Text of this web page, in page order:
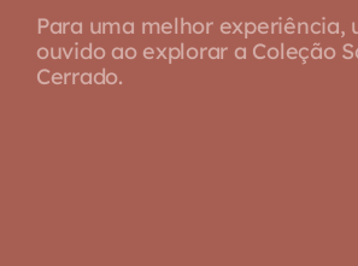
Para uma melhor experiência,
ouvido ao explorar a Coleção
Cerrado.